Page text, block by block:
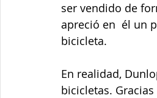
ser vendido de
apreció en  él un
bicicleta.
En realidad,
bicicletas.